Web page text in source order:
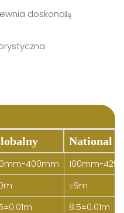
doskonałą
National
400mm
100mm-
≥9m
8.5±0.01m